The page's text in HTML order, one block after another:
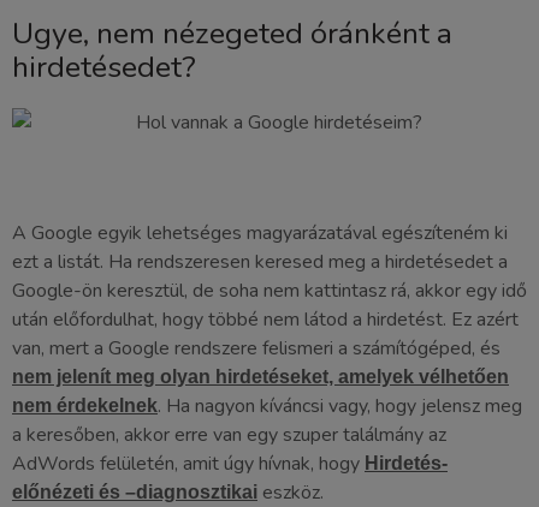
Ugye, nem nézegeted óránként a
hirdetésedet?
A Google egyik lehetséges magyarázatával egészíteném ki
ezt a listát. Ha rendszeresen keresed meg a hirdetésedet a
Google-ön keresztül, de soha nem kattintasz rá, akkor egy idő
után előfordulhat, hogy többé nem látod a hirdetést. Ez azért
van, mert a Google rendszere felismeri a számítógéped, és
nem jelenít meg olyan hirdetéseket, amelyek vélhetően
nem érdekelnek. Ha nagyon kíváncsi vagy, hogy jelensz meg
a keresőben, akkor erre van egy szuper találmány az
AdWords felületén, amit úgy hívnak, hogy Hirdetés-
előnézeti és –diagnosztikai eszköz.